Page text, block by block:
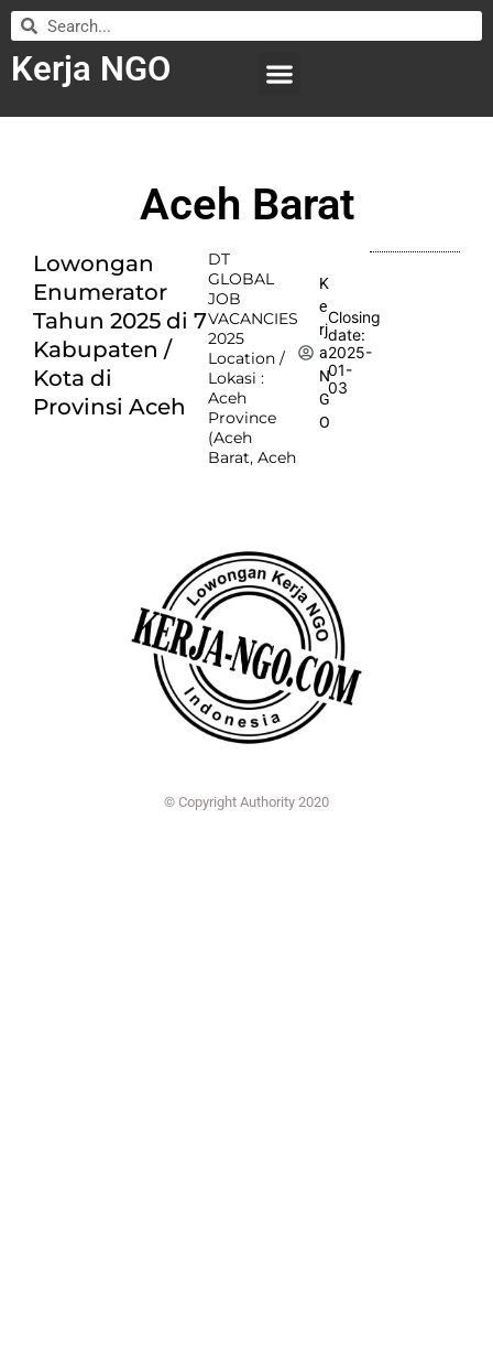
Kerja NGO
Aceh Barat
Lowongan
Enumerator
Tahun 2025 di 7
Kabupaten /
Kota di
Provinsi Aceh
DT
GLOBAL
JOB
VACANCIES
2025
Location /
Lokasi :
Aceh
Province
(Aceh
Barat, Aceh
K
e
rj
a
N
G
O
Closing
date:
2025-
01-
03
© Copyright Authority 2020